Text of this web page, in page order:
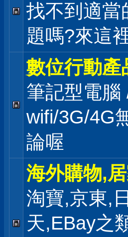
找不到適當
題嗎?來這
數位行動產
筆記型電腦
wifi/3G/4G
論喔
海外購物,
淘寶,京東,
天,EBay之